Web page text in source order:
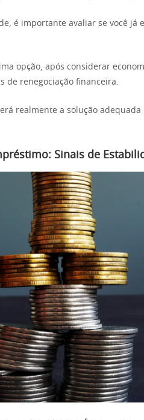
é importante avaliar se você já
opção, após considerar
de renegociação financeira.
realmente a solução
Sinais de